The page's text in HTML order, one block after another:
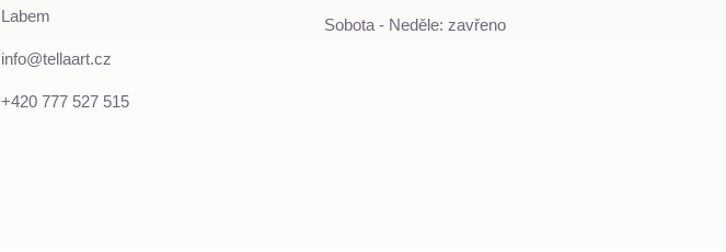
Labem
info@tellaart.cz
+420 777 527 515
Sobota - Neděle: zavřeno